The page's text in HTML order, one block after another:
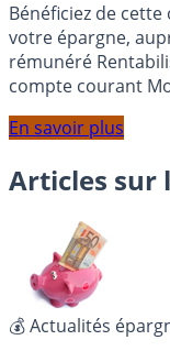
Bénéficiez de
votre épargne,
rémunéré
compte courant
En savoir plus
Articles sur
💰 Actualités